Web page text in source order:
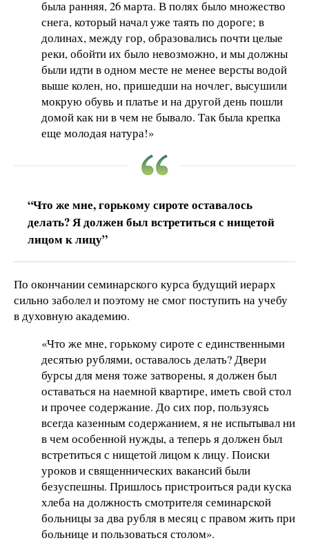
была ранняя, 26 марта. В полях было множество
снега, который начал уже таять по дороге; в
долинах, между гор, образовались почти целые
реки, обойти их было невозможно, и мы должны
были идти в одном месте не менее версты водой
выше колен, но, пришедши на ночлег, высушили
мокрую обувь и платье и на другой день пошли
домой как ни в чем не бывало. Так была крепка
еще молодая натура!»
“Что же мне, горькому сироте оставалось
делать? Я должен был встретиться с нищетой
лицом к лицу”
По окончании семинарского курса будущий иерарх
сильно заболел и поэтому не смог поступить на учебу
в духовную академию.
«Что же мне, горькому сироте с единственными
десятью рублями, оставалось делать? Двери
бурсы для меня тоже затворены, я должен был
оставаться на наемной квартире, иметь свой стол
и прочее содержание. До сих пор, пользуясь
всегда казенным содержанием, я не испытывал ни
в чем особенной нужды, а теперь я должен был
встретиться с нищетой лицом к лицу. Поиски
уроков и священнических вакансий были
безуспешны. Пришлось пристроиться ради куска
хлеба на должность смотрителя семинарской
больницы за два рубля в месяц с правом жить при
больнице и пользоваться столом».